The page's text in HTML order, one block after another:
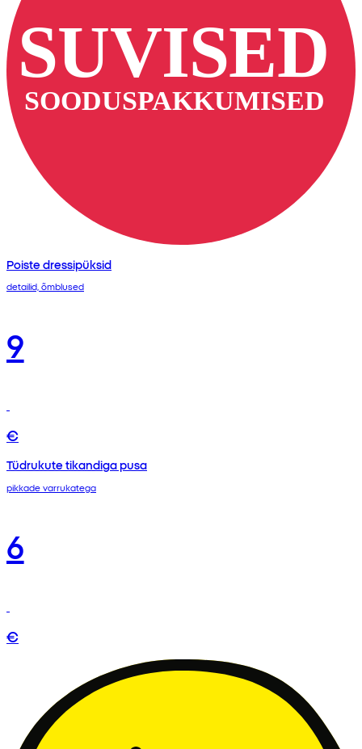
Poiste dressipüksid
detailid, õmblused
9
€
Tüdrukute tikandiga pusa
pikkade varrukatega
6
€